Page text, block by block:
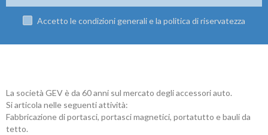
Accetto le condizioni generali e la politica di riservatezza
La società GEV è da 60 anni sul mercato degli accessori auto.
Si articola nelle seguenti attività:
Fabbricazione di portasci, portasci magnetici, portatutto e bauli da
tetto.